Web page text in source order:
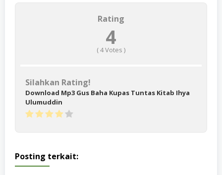
Rating
4
(4Votes )
Silahkan Rating!
Download Mp3 Gus Baha Kupas Tuntas Kitab Ihya
Ulumuddin
Posting terkait: